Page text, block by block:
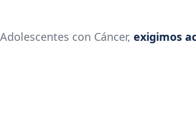
con Cáncer, exigimos